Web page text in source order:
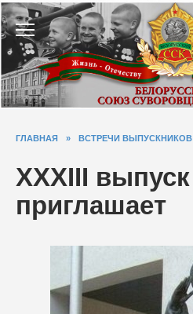
Перейти
к
содержанию
ГЛАВНАЯ » ВСТРЕЧИ ВЫПУСКНИКОВ
XXXIII выпуск
приглашает